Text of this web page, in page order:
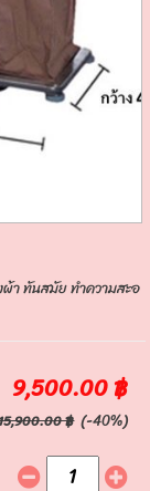
ผ้า ทันสมัย ทำความสะอ
9,500.00 ฿
฿ (-40%)